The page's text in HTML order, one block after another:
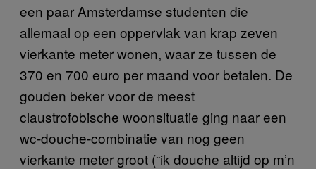
een paar Amsterdamse studenten die
allemaal op een oppervlak van krap zeven
vierkante meter wonen, waar ze tussen de
370 en 700 euro per maand voor betalen. De
gouden beker voor de meest
claustrofobische woonsituatie ging naar een
wc-douche-combinatie van nog geen
vierkante meter groot (“ik douche altijd op m’n